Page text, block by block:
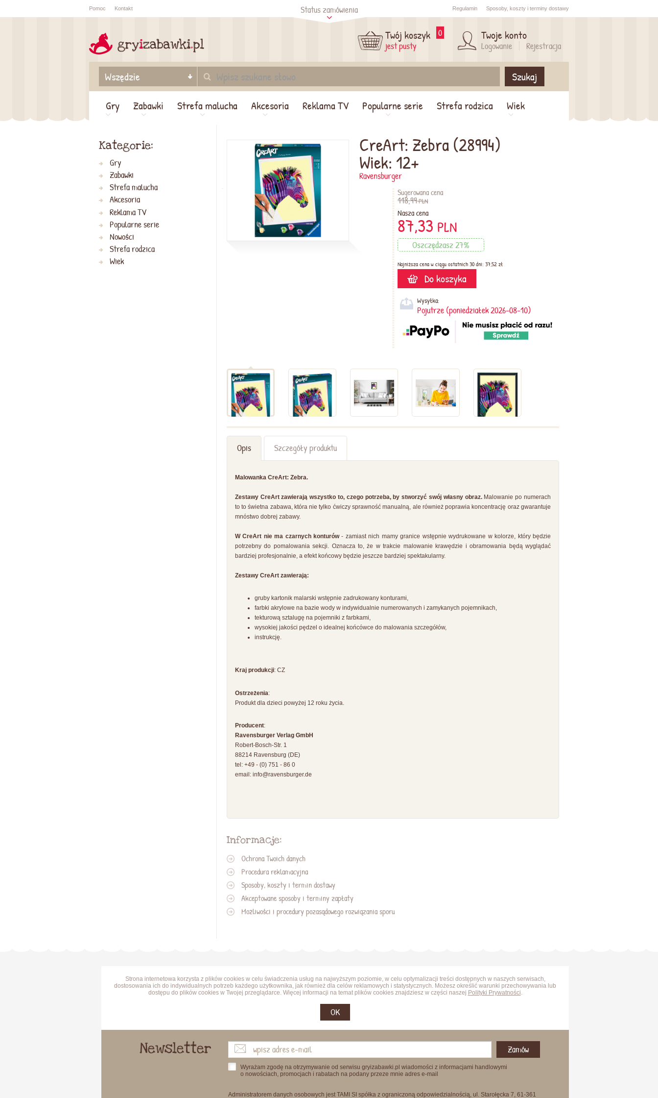
Sprawdź status Sprawdź
Pomoc Kontakt Status zamówienia Regulamin Sposoby, koszty i terminy dostawy
Twój koszyk
jest pusty
0 Twoje konto
Logowanie Rejestracja
Szukaj
Gry
Zabawki Strefa malucha Akcesoria Reklama TV Popularne serie Strefa rodzica Wiek
CreArt: Zebra (28994)
Wiek: 12+
Ravensburger
Sugerowana cena
118,99PLN
Nasza cena
87,33 PLN
Oszczędzasz 27%
Najniższa cena w ciągu ostatnich 30 dni: 37,52 zł
Do koszyka
Wysyłka:
Pojutrze (poniedziałek 2026-08-10)
Opis Szczegóły produktu
Malowanka CreArt: Zebra.
Zestawy CreArt zawierają wszystko to, czego potrzeba, by stworzyć swój własny obraz.Malowanie po numerach
to to świetna zabawa, która nie tylko ćwiczy sprawność manualną, ale również poprawia koncentrację oraz gwarantuje
mnóstwo dobrej zabawy.
W CreArt nie ma czarnych konturów- zamiast nich mamy granice wstępnie wydrukowane w kolorze, który będzie
potrzebny do pomalowania sekcji. Oznacza to, że w trakcie malowanie krawędzie i obramowania będą wyglądać
bardziej profesjonalnie, a efekt końcowy będzie jeszcze bardziej spektakularny.
Zestawy CreArt zawierają:
gruby kartonik malarski wstępnie zadrukowany konturami,
farbki akrylowe na bazie wody w indywidualnie numerowanych i zamykanych pojemnikach,
tekturową sztalugę na pojemniki z farbkami,
wysokiej jakości pędzel o idealnej końcówce do malowania szczegółów,
instrukcję.
Kraj produkcji: CZ
Ostrzeżenia:
Produkt dla dzieci powyżej 12 roku życia.
Producent:
Ravensburger Verlag GmbH
Robert-Bosch-Str. 1
88214 Ravensburg (DE)
tel: +49 - (0) 751 - 86 0
email: info@ravensburger.de
Informacje:
Ochrona Twoich danych
Procedura reklamacyjna
Sposoby, koszty i termin dostawy
Akceptowane sposoby i terminy zapłaty
Możliwości i procedury pozasądowego rozwiązania sporu
Kategorie:
Gry
Zabawki
Strefa malucha
Akcesoria
Reklama TV
Popularne serie
Nowości
Strefa rodzica
Wiek
Strona internetowa korzysta z plików cookies w celu świadczenia usług na najwyższym poziomie, w celu optymalizacji treści dostępnych w naszych serwisach,
dostosowania ich do indywidualnych potrzeb każdego użytkownika, jak również dla celów reklamowych i statystycznych. Możesz określić warunki przechowywania lub
dostępu do plików cookies w Twojej przeglądarce. Więcej informacji na temat plików cookies znajdziesz w części naszej Polityki Prywatności.
OK
Newsletter Zamów
Wyrażam zgodę na otrzymywanie od serwisu gryizabawki.pl wiadomości z informacjami handlowymi
o nowościach, promocjach i rabatach na podany przeze mnie adres e-mail
Administratorem danych osobowych jest TAMI SI spółka z ograniczoną odpowiedzialnością, ul. Starołęcka 7, 61-361